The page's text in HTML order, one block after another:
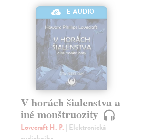
E-AUDIO
V horách šialenstva a
iné monštruozity
Lovecraft H. P. | Elektronická